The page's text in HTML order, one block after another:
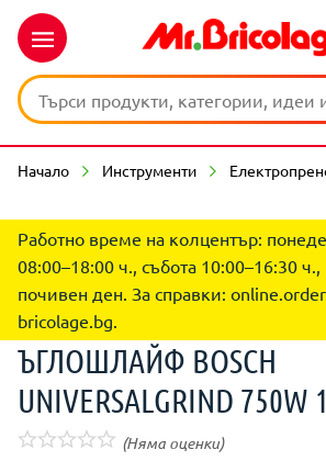
Начало Инструменти
Работно време на колцентър:
08:00–18:00 ч., събота 10:00–16:30
почивен ден. За справки:
bricolage.bg.
ЪГЛОШЛАЙФ BOSCH
UNIVERSALGRIND 750W
(Няма оценки)